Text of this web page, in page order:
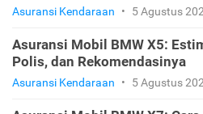
Asuransi Kendaraan • 5 Agustus
Asuransi Mobil BMW X5:
Polis, dan Rekomendasinya
Asuransi Kendaraan • 5 Agustus